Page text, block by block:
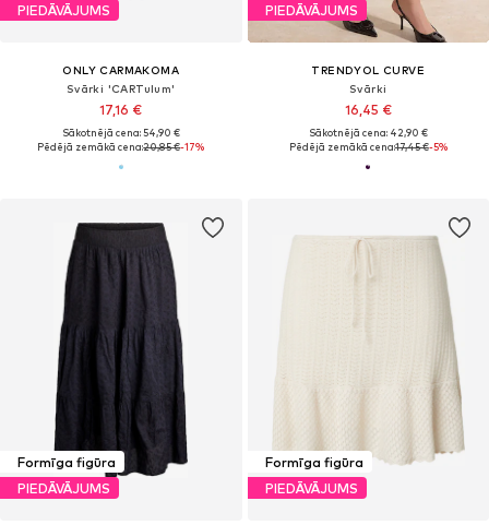
PIEDĀVĀJUMS
ONLY CARMAKOMA
Svārki 'CARTulum'
17,16 €
Sākotnējā cena: 54,90 €
Pēdējā zemākā cena:20,85 €-17%
PIEDĀVĀJUMS
TRENDYOL CURVE
Svārki
16,45 €
Sākotnējā cena: 42,90 €
Pēdējā zemākā cena:17,45 €-5%
Formīga figūra
PIEDĀVĀJUMS
Formīga figūra
PIEDĀVĀJUMS